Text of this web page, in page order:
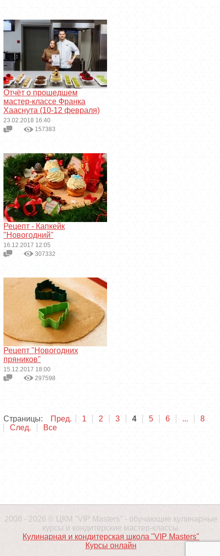
Отчёт о прошедшем
мастер-классе Франка
Хааснута (10-12 февраля)
23.02.2018 16:40
157383
Рецепт - Капкейк
"Новогодний"
16.12.2017 12:05
307332
Рецепт "Новогодних
пряников"
15.12.2017 18:00
297598
Страницы: Пред. 1 2 3 4 5 6 ...
8
След.
Все
2008 - 2026 © ЦКМ "VIP Masters" - обучающие кулинарные
курсы и кондитерские мастер-классы.
Кулинарная и кондитерская школа "VIP Masters"
Курсы онлайн